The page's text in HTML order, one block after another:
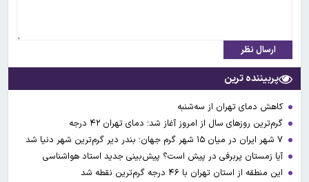
ارسال نظر
پربیننده ترین
کاهش دمای تهران از سه‌شنبه
گرم‌ترین روزهای سال از امروز آغاز شد؛ دمای تهران ۴۲ درجه
آیا زمستان پربرفی در پیش است؟ پیش‌بینی جدید استاد هواشناسی
این منطقه از استان تهران با ۴۶ درجه گرم‌ترین نقطه شد